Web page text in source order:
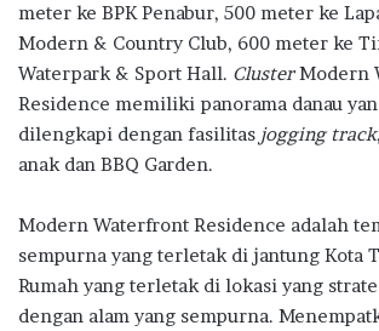
meter ke BPK Penabur, 500 meter ke
Modern & Country Club, 600 meter ke
Waterpark & Sport Hall. ClusterModern
Residence memiliki panorama danau
dilengkapi dengan fasilitas jogging track
anak dan BBQ Garden.
Modern Waterfront Residence adalah
sempurna yang terletak di jantung Kota
Rumah yang terletak di lokasi yang
dengan alam yang sempurna.